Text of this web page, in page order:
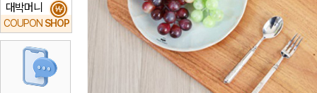
대박머니
COUPON SHOP
₩